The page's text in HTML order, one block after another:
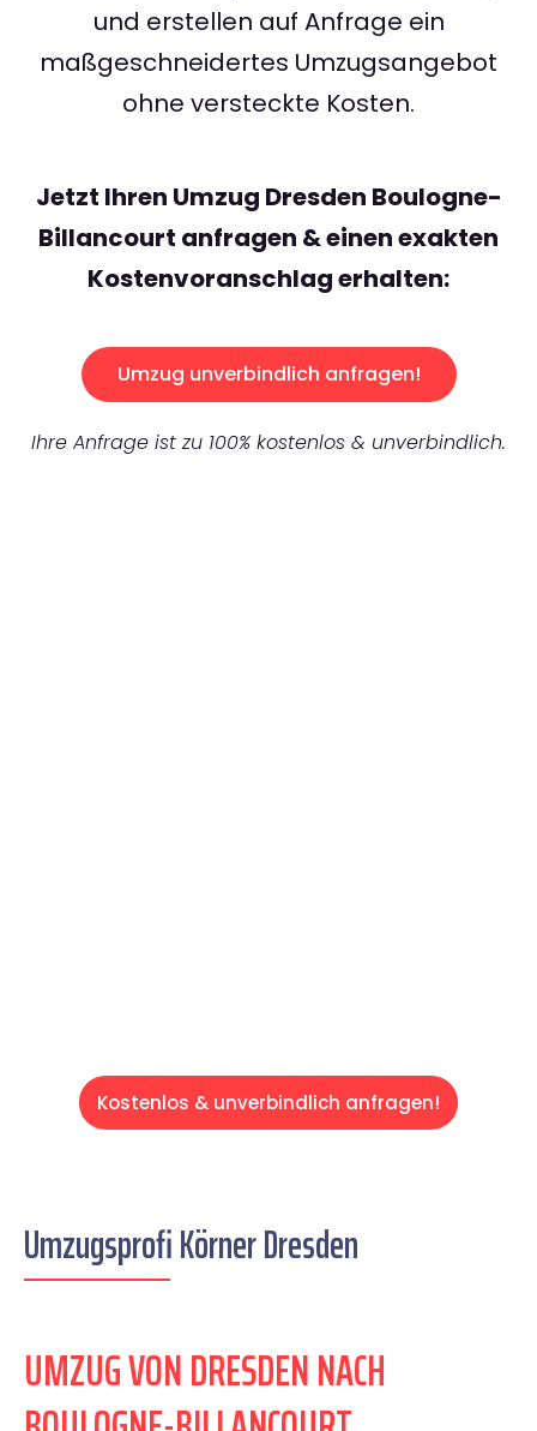
und erstellen auf Anfrage ein
maßgeschneidertes Umzugsangebot
ohne versteckte Kosten.
Jetzt Ihren Umzug Dresden Boulogne-
Billancourt anfragen & einen exakten
Kostenvoranschlag erhalten:
Umzug unverbindlich anfragen!
Ihre Anfrage ist zu 100% kostenlos & unverbindlich.
Kostenlos & unverbindlich anfragen!
Umzugsprofi Körner Dresden
UMZUG VON DRESDEN NACH